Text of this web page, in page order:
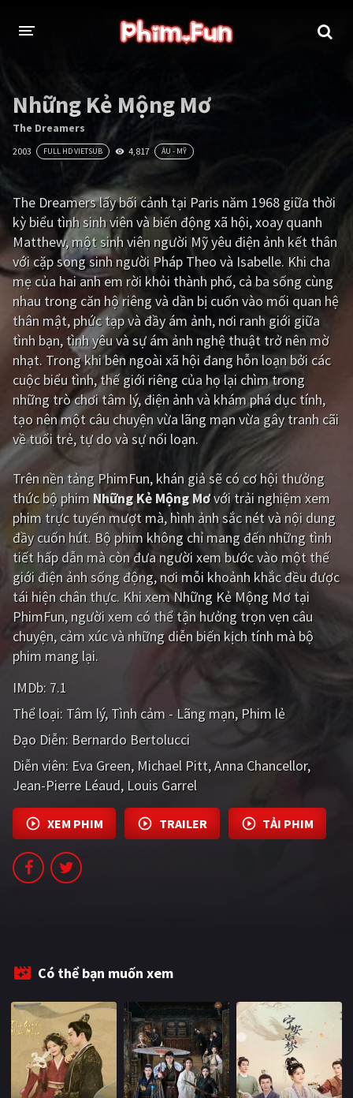
THỂ LOẠI
Thần thoại - Cổ trang
Tâm lý Chiến tranh
Võ thuật - Kiếm hiệp
Kinh dị Tội phạm - Hình sự
Phiêu lưu Hài hước
Viễn tưởng Khoa học - Tài liệu
Hoạt hình Thể thao
Tình cảm - Lãng mạn Kỳ ảo
Giật gân Gia đình
Bí ẩn Lịch sử
Viễn Tây Tiểu sử
GameShow DramaTV
QUỐC GIA
Âu - Mỹ Trung Quốc - Hồng Kông
Hàn Quốc Nhật Bản
Ấn Độ Việt Nam
Tổng hợp
CẬP NHẬT
PHIM MỚI
PHIM BỘ
PHIM LẺ
PHIM CHIẾU RẠP
TUYỂN TẬP PHIM
BLOG
Những Kẻ Mộng Mơ
The Dreamers
2003 FULL HD VIETSUB 4,817 ÂU - MỸ
The Dreamers lấy bối cảnh tại Paris năm 1968 giữa thời
kỳ biểu tình sinh viên và biến động xã hội, xoay quanh
Matthew, một sinh viên người Mỹ yêu điện ảnh kết thân
với cặp song sinh người Pháp Theo và Isabelle. Khi cha
mẹ của hai anh em rời khỏi thành phố, cả ba sống cùng
nhau trong căn hộ riêng và dần bị cuốn vào mối quan hệ
thân mật, phức tạp và đầy ám ảnh, nơi ranh giới giữa
tình bạn, tình yêu và sự ám ảnh nghệ thuật trở nên mờ
nhạt. Trong khi bên ngoài xã hội đang hỗn loạn bởi các
cuộc biểu tình, thế giới riêng của họ lại chìm trong
những trò chơi tâm lý, điện ảnh và khám phá dục tính,
tạo nên một câu chuyện vừa lãng mạn vừa gây tranh cãi
về tuổi trẻ, tự do và sự nổi loạn.
Trên nền tảng PhimFun, khán giả sẽ có cơ hội thưởng
thức bộ phim Những Kẻ Mộng Mơvới trải nghiệm xem
phim trực tuyến mượt mà, hình ảnh sắc nét và nội dung
đầy cuốn hút. Bộ phim không chỉ mang đến những tình
tiết hấp dẫn mà còn đưa người xem bước vào một thế
giới điện ảnh sống động, nơi mỗi khoảnh khắc đều được
tái hiện chân thực. Khi xem Những Kẻ Mộng Mơ tại
PhimFun, người xem có thể tận hưởng trọn vẹn câu
chuyện, cảm xúc và những diễn biến kịch tính mà bộ
phim mang lại.
IMDb: 7.1
Thể loại: Tâm lý Tình cảm - Lãng mạn Phim lẻ
Đạo Diễn: Bernardo Bertolucci
Diễn viên: Eva Green Michael Pitt Anna Chancellor
Jean-Pierre Léaud Louis Garrel
XEM PHIM TRAILER TẢI PHIM
Có thể bạn muốn xem